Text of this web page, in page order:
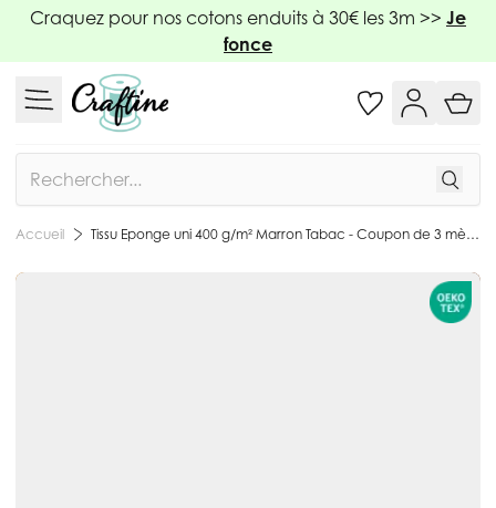
Allez au contenu
Craquez pour nos cotons enduits à 30€ les 3m >> Je
fonce
Accueil Tissu Eponge uni 400 g/m² Marron Tabac - Coupon de 3 mètres